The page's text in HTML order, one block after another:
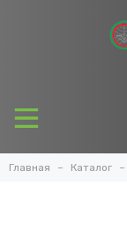
Главная Каталог